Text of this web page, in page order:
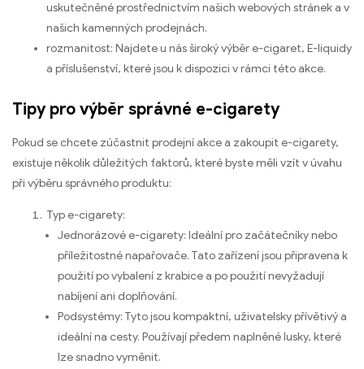
uskutečněné prostřednictvím našich webových stránek a v
našich kamenných prodejnách.
rozmanitost: Najdete u nás široký výběr e-cigaret, E-liquidy
a příslušenství, které jsou k dispozici v rámci této akce.
Tipy pro výběr správné e-cigarety
Pokud se chcete zúčastnit prodejní akce a zakoupit e-cigarety,
existuje několik důležitých faktorů, které byste měli vzít v úvahu
při výběru správného produktu:
Typ e-cigarety:
Jednorázové e-cigarety: Ideální pro začátečníky nebo
příležitostné napařovače. Tato zařízení jsou připravena k
použití po vybalení z krabice a po použití nevyžadují
nabíjení ani doplňování.
Podsystémy: Tyto jsou kompaktní, uživatelsky přívětivý a
ideální na cesty. Používají předem naplněné lusky, které
lze snadno vyměnit.